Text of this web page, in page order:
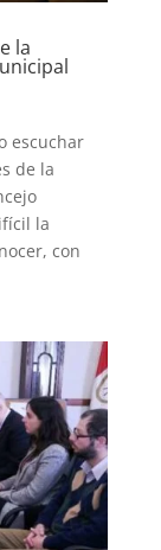
la
escuchar
de la
la
con